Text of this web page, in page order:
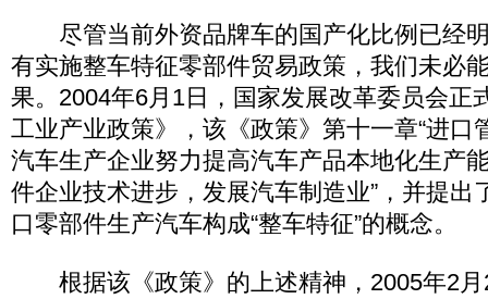
尽管当前外资品牌车的国产化比例已经
有实施整车特征零部件贸易政策，我们未必
果。2004年6月1日，国家发展改革委员会正
工业产业政策》，该《政策》第十一章“进口
汽车生产企业努力提高汽车产品本地化生产
件企业技术进步，发展汽车制造业”，并提出
口零部件生产汽车构成“整车特征”的概念。
根据该《政策》的上述精神，2005年2月